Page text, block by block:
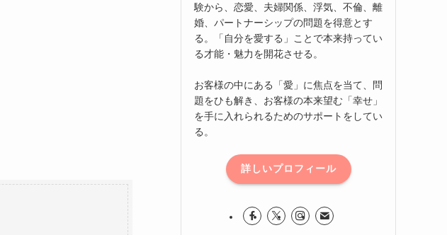
験から、恋愛、夫婦関係、浮気、不倫、離
婚、パートナーシップの問題を得意とす
る。「自分を愛する」ことで本来持ってい
る才能・魅力を開花させる。
お客様の中にある「愛」に焦点を当て、問
題をひも解き、お客様の本来望む「幸せ」
を手に入れられるためのサポートをしてい
る。
詳しいプロフィール